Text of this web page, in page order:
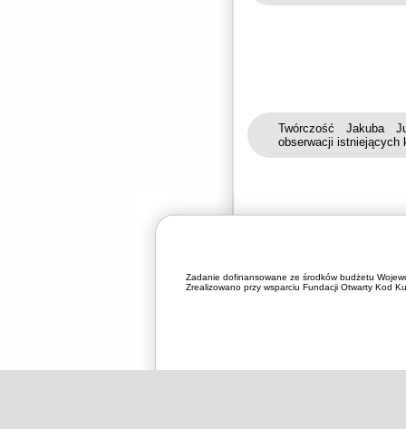
Twórczość Jakuba
obserwacji istniejących
Zadanie dofinansowane ze środków budżetu
Zrealizowano przy wsparciu Fundacji Otwarty Kod